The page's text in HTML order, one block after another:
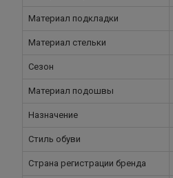
Материал подкладки
Материал стельки
Сезон
Материал подошвы
Назначение
Стиль обуви
Страна регистрации бренда